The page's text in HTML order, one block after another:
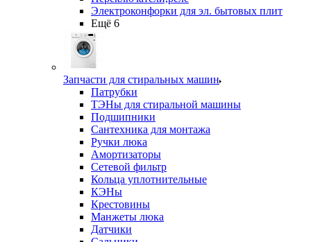
Электроконфорки для эл. бытовых плит
Ещё 6
Запчасти для стиральных машин
Патрубки
ТЭНы для стиральной машины
Подшипники
Сантехника для монтажа
Ручки люка
Амортизаторы
Сетевой фильтр
Кольца уплотнительные
КЭНы
Крестовины
Манжеты люка
Датчики